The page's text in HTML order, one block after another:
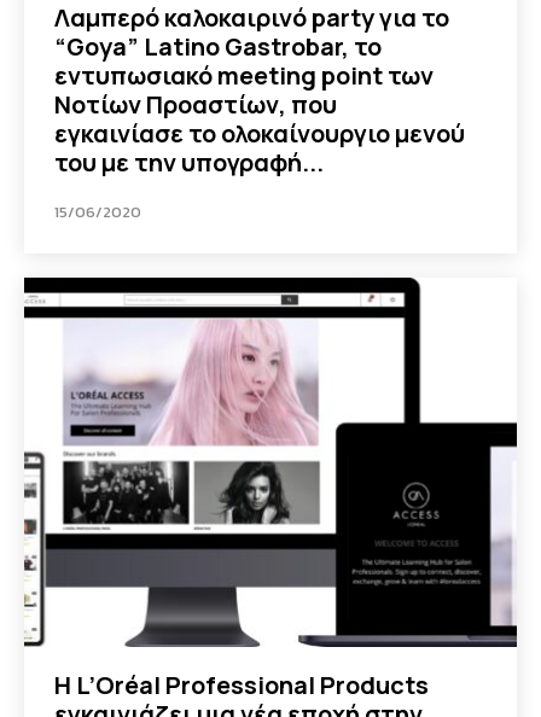
Λαμπερό καλοκαιρινό party για το
“Goya” Latino Gastrobar, το
εντυπωσιακό meeting point των
Νοτίων Προαστίων, που
εγκαινίασε το ολοκαίνουργιο μενού
του με την υπογραφή...
15/06/2020
H L’Oréal Professional Products